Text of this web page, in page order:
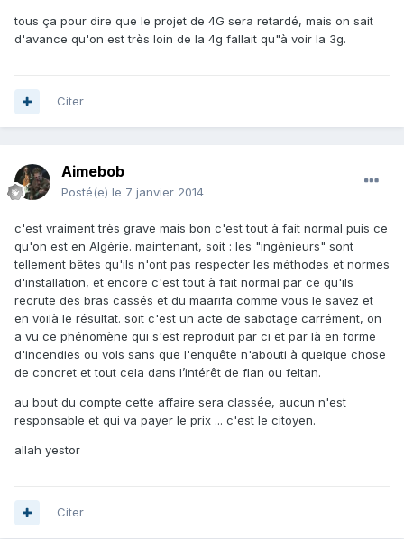
tous ça pour dire que le projet de 4G sera retardé, mais on sait
d'avance qu'on est très loin de la 4g fallait qu"à voir la 3g.
Citer
Aimebob
Posté(e) le 7 janvier 2014
c'est vraiment très grave mais bon c'est tout à fait normal puis ce
qu'on est en Algérie. maintenant, soit : les "ingénieurs" sont
tellement bêtes qu'ils n'ont pas respecter les méthodes et normes
d'installation, et encore c'est tout à fait normal par ce qu'ils
recrute des bras cassés et du maarifa comme vous le savez et
en voilà le résultat. soit c'est un acte de sabotage carrément, on
a vu ce phénomène qui s'est reproduit par ci et par là en forme
d'incendies ou vols sans que l'enquête n'abouti à quelque chose
de concret et tout cela dans l’intérêt de flan ou feltan.
au bout du compte cette affaire sera classée, aucun n'est
responsable et qui va payer le prix ... c'est le citoyen.
allah yestor
Citer